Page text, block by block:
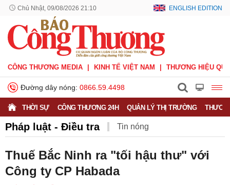
Chủ Nhật, 09/08/2026 21:10 ENGLISH EDITION
CÔNG THƯƠNG MEDIA KINH TẾ VIỆT NAM THƯƠNG HIỆU
Đường dây nóng: 0866.59.4498
THỜI SỰ CÔNG THƯƠNG 24H QUẢN LÝ THỊ TRƯỜNG
Pháp luật - Điều tra Tin nóng
Thuế Bắc Ninh ra "tối hậu thư" với
Công ty CP Habada